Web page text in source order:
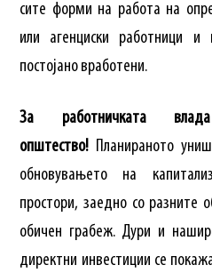
сите форми на работа на
или агенциски работници и
постојано вработени.
За работничката
општество! Планираното
обновувањето на
простори, заедно со разните
обичен грабеж. Дури и
директни инвестиции се